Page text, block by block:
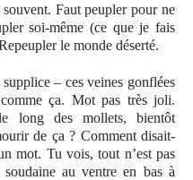
Faut peupler pour ne
soi-même (ce que je fais
le monde déserté.
– ces veines gonflées
ça. Mot pas très joli.
long des mollets, bientôt
de ça ? Comment disait-
mot. Tu vois, tout n’est pas
au ventre en bas à